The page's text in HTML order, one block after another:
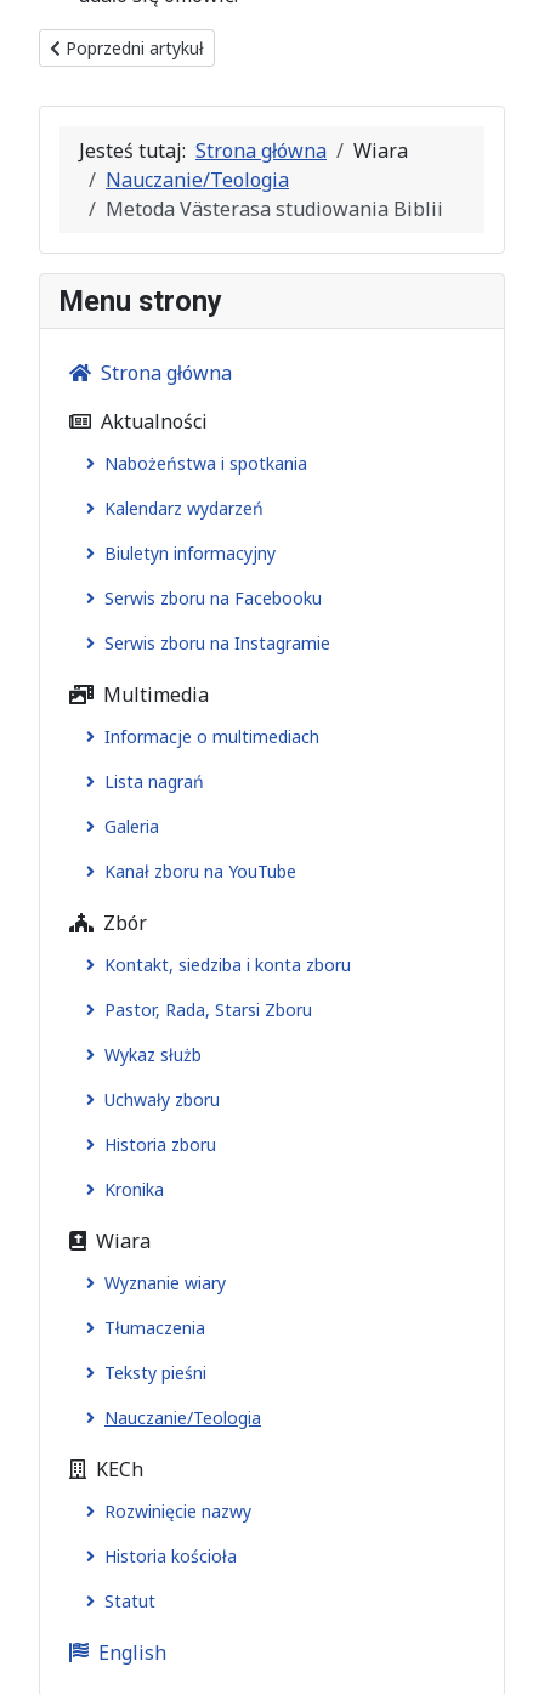
Poprzedni artykuł: Ziemia zadrżała i zatrzęsła się
Poprzedni artykuł
Jesteś tutaj: Strona główna
Wiara
Nauczanie/Teologia
Metoda Västerasa studiowania Biblii
Menu strony
Strona główna
Aktualności
Nabożeństwa i spotkania
Kalendarz wydarzeń
Biuletyn informacyjny
Serwis zboru na Facebooku
Serwis zboru na Instagramie
Multimedia
Informacje o multimediach
Lista nagrań
Galeria
Kanał zboru na YouTube
Zbór
Kontakt, siedziba i konta zboru
Pastor, Rada, Starsi Zboru
Wykaz służb
Uchwały zboru
Historia zboru
Kronika
Wiara
Wyznanie wiary
Tłumaczenia
Teksty pieśni
Nauczanie/Teologia
KECh
Rozwinięcie nazwy
Historia kościoła
Statut
English